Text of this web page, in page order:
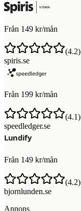
Från 149 kr/mån
(4.2)
spiris.se
Från 199 kr/mån
(4.1)
speedledger.se
Från 149 kr/mån
(4.2)
bjornlunden.se
Annons